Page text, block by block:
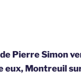
Pierre Simon
eux, Montreuil